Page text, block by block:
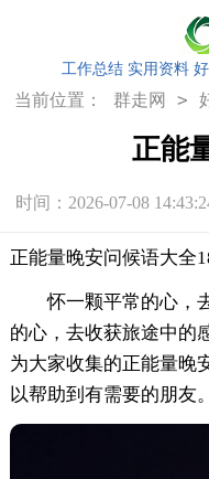
工作总结 实用资料
当前位置： 群走网 >
正能
时间：2026-07-08
正能量晚安问候语大全
怀一颗平常的心，去
的心，去收获旅途中的
为大家收集的正能量晚
以帮助到有需要的朋友。